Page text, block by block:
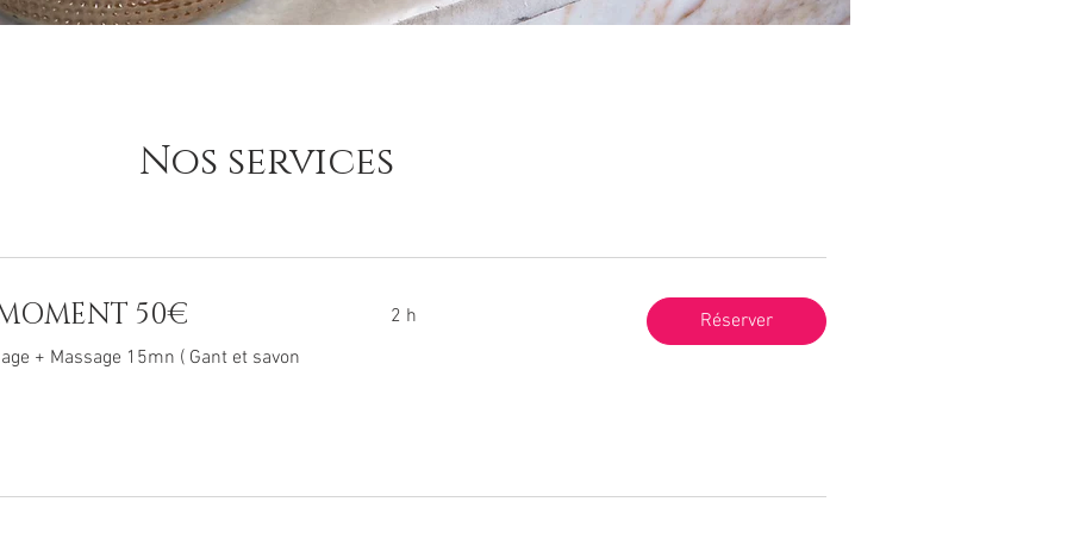
Nos services
50€
+ Massage 15mn ( Gant et savon
2 h Réserver